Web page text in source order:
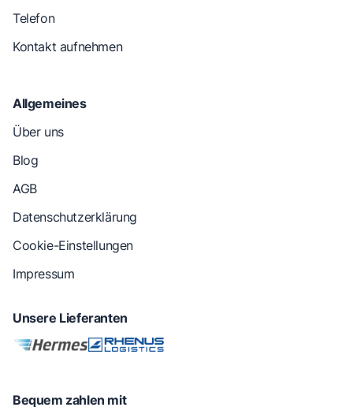
Telefon
Kontakt aufnehmen
Allgemeines
Über uns
Blog
AGB
Datenschutzerklärung
Cookie-Einstellungen
Impressum
Unsere Lieferanten
Bequem zahlen mit